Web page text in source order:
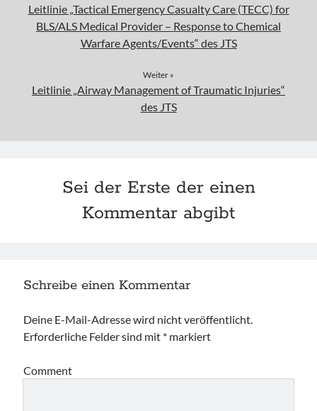
Leitlinie „Tactical Emergency Casualty Care (TECC) for
BLS/ALS Medical Provider – Response to Chemical
Warfare Agents/Events“ des JTS
Weiter »
Leitlinie „Airway Management of Traumatic Injuries“
des JTS
Sei der Erste der einen
Kommentar abgibt
Schreibe einen Kommentar
Deine E-Mail-Adresse wird nicht veröffentlicht.
Erforderliche Felder sind mit * markiert
Comment